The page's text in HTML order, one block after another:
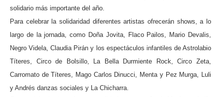
solidario más importante del año.
Para celebrar la solidaridad diferentes artistas ofrecerán shows, a lo
largo de la jornada, como Doña Jovita, Flaco Pailos, Mario Devalis,
Negro Videla, Claudia Pirán y los espectáculos infantiles de Astrolabio
Títeres, Circo de Bolsillo, La Bella Durmiente Rock, Circo Zeta,
Carromato de Títeres, Mago Carlos Dinucci, Menta y Pez Murga, Luli
y Andrés danzas sociales y La Chicharra.